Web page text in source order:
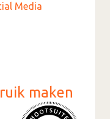
Media
maken